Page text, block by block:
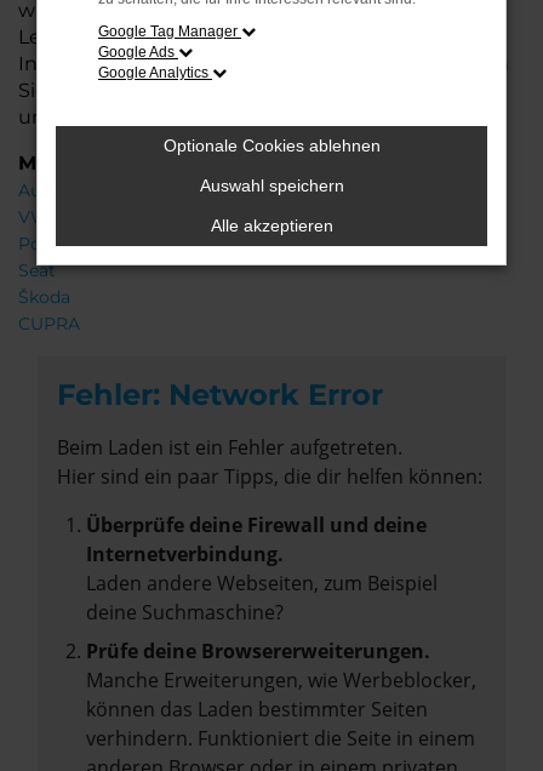
wie attraktiven Finanzierungsmöglichkeiten,
Leasingangeboten und der bequemen
Inzahlungnahme Ihres alten Fahrzeugs. Besuchen
Sie uns und überzeugen Sie sich von der Qualität
und dem Service, den wir Ihnen bieten!
Marken
Audi
VW
Porsche
Seat
Škoda
CUPRA
Fehler: Network Error
Beim Laden ist ein Fehler aufgetreten.
Hier sind ein paar Tipps, die dir helfen können:
Überprüfe deine Firewall und deine
Internetverbindung.
Laden andere Webseiten, zum Beispiel
deine Suchmaschine?
Prüfe deine Browsererweiterungen.
Manche Erweiterungen, wie Werbeblocker,
können das Laden bestimmter Seiten
verhindern. Funktioniert die Seite in einem
Google Tag Manager
Google Ads
Google Analytics
Optionale Cookies ablehnen
Auswahl speichern
Alle akzeptieren